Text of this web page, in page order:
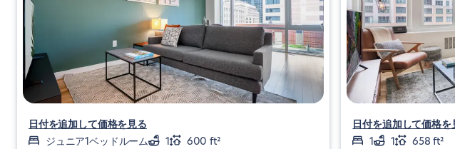
日付を追加して価格を見る
ジュニア1ベッドルーム
1
600 ft²
日付を追加して価格を
1
1
658 ft²